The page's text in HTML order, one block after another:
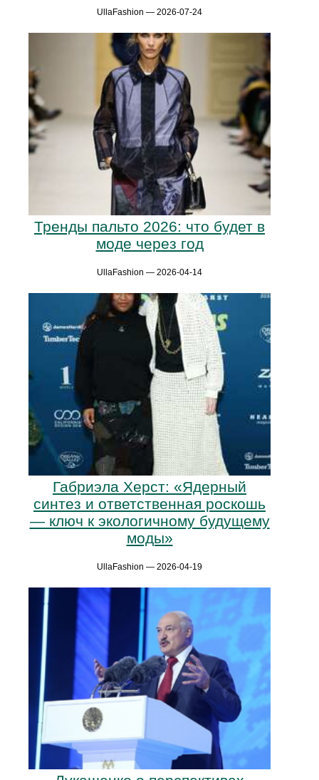
UllaFashion — 2026-07-24
Тренды пальто 2026: что будет в
моде через год
UllaFashion — 2026-04-14
Габриэла Херст: «Ядерный
синтез и ответственная роскошь
— ключ к экологичному будущему
моды»
UllaFashion — 2026-04-19